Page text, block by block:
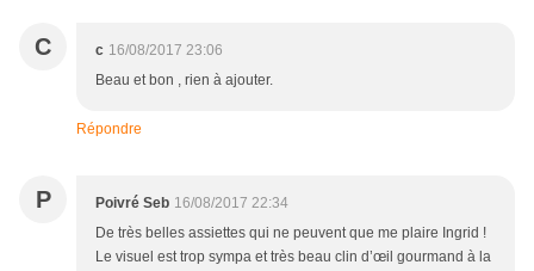
C c 16/08/2017 23:06
Beau et bon , rien à ajouter.
Répondre
P Poivré Seb 16/08/2017 22:34
De très belles assiettes qui ne peuvent que me plaire Ingrid !
Le visuel est trop sympa et très beau clin d’œil gourmand à la